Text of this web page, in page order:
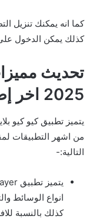
كما انه يمكنك تنزيل
كذلك يمكن الدخول
تحديث
2025 اخر إصدار
من اشهر التطبيقات
التالية:-
انواع الوسائط
كذلك بالنسبة